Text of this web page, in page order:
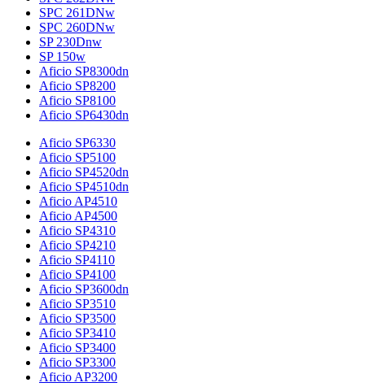
SPC 261DNw
SPC 260DNw
SP 230Dnw
SP 150w
Aficio SP8300dn
Aficio SP8200
Aficio SP8100
Aficio SP6430dn
Aficio SP6330
Aficio SP5100
Aficio SP4520dn
Aficio SP4510dn
Aficio AP4510
Aficio AP4500
Aficio SP4310
Aficio SP4210
Aficio SP4110
Aficio SP4100
Aficio SP3600dn
Aficio SP3510
Aficio SP3500
Aficio SP3410
Aficio SP3400
Aficio SP3300
Aficio AP3200